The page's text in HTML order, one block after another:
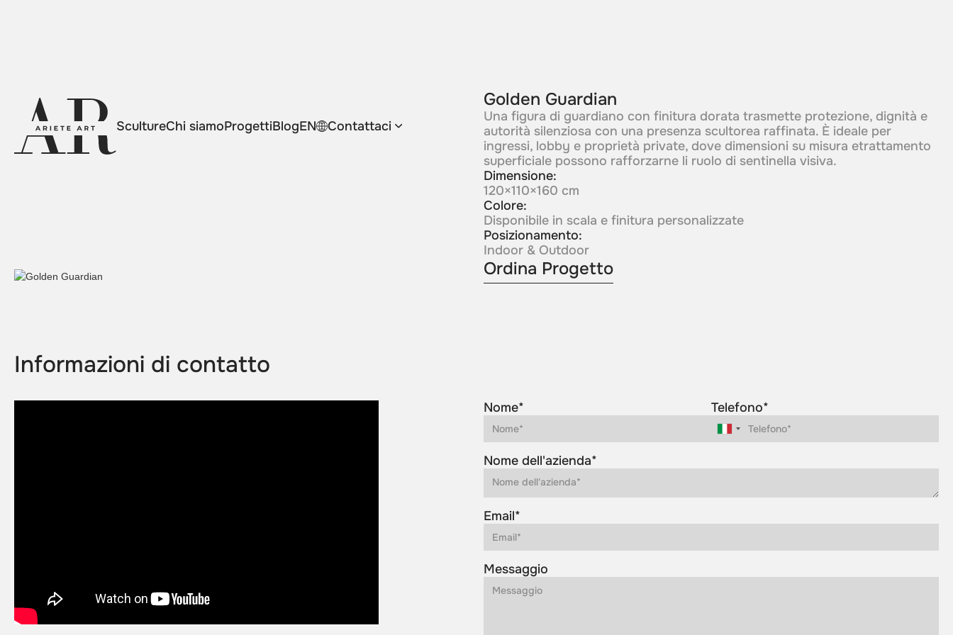
ScultureChi siamoProgettiBlogEN Contattaci
Golden Guardian
Una figura di guardiano con finitura dorata trasmette protezione, dignità e
autorità silenziosa con una presenza scultorea raffinata. È ideale per
ingressi, lobby e proprietà private, dove dimensioni su misura etrattamento
superficiale possono rafforzarne li ruolo di sentinella visiva.
Dimensione:
120×110×160 cm
Colore:
Disponibile in scala e finitura personalizzate
Posizionamento:
Indoor & Outdoor
Ordina Progetto
Informazioni di contatto
Nome* Telefono*
Nome dell'azienda*
Email*
Messaggio